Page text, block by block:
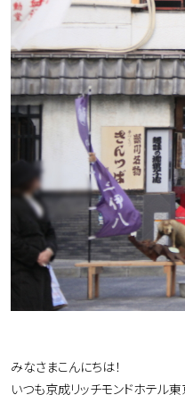
みなさまこんにちは！
いつも京成リッチモンドホテル